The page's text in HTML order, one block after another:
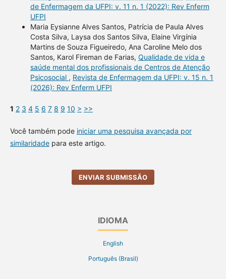
de Enfermagem da UFPI: v. 11 n. 1 (2022): Rev Enferm
UFPI
Maria Eysianne Alves Santos, Patrícia de Paula Alves
Costa Silva, Laysa dos Santos Silva, Elaine Virgínia
Martins de Souza Figueiredo, Ana Caroline Melo dos
Santos, Karol Fireman de Farias, Qualidade de vida e
saúde mental dos profissionais de Centros de Atenção
Psicosocial , Revista de Enfermagem da UFPI: v. 15 n. 1
(2026): Rev Enferm UFPI
1 2 3 4 5 6 7 8 9 10 > >>
Você também pode iniciar uma pesquisa avançada por
similaridadepara este artigo.
ENVIAR SUBMISSÃO
IDIOMA
English
Português (Brasil)